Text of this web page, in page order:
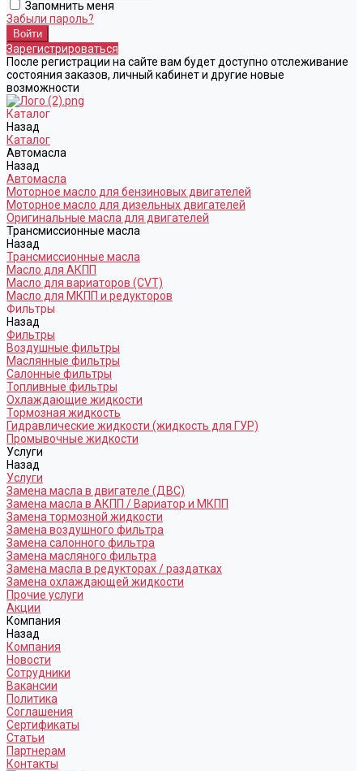
Запомнить меня
Забыли пароль?
Зарегистрироваться
После регистрации на сайте вам будет доступно отслеживание
состояния заказов, личный кабинет и другие новые
возможности
Каталог
Назад
Каталог
Автомасла
Назад
Автомасла
Моторное масло для бензиновых двигателей
Моторное масло для дизельных двигателей
Оригинальные масла для двигателей
Трансмиссионные масла
Назад
Трансмиссионные масла
Масло для АКПП
Масло для вариаторов (CVT)
Масло для МКПП и редукторов
Фильтры
Назад
Фильтры
Воздушные фильтры
Маслянные фильтры
Салонные фильтры
Топливные фильтры
Охлаждающие жидкости
Тормозная жидкость
Гидравлические жидкости (жидкость для ГУР)
Промывочные жидкости
Услуги
Назад
Услуги
Замена масла в двигателе (ДВС)
Замена масла в АКПП / Вариатор и МКПП
Замена тормозной жидкости
Замена воздушного фильтра
Замена салонного фильтра
Замена масляного фильтра
Замена масла в редукторах / раздатках
Замена охлаждающей жидкости
Прочие услуги
Акции
Компания
Назад
Компания
Новости
Сотрудники
Вакансии
Политика
Соглашения
Сертификаты
Статьи
Партнерам
Контакты